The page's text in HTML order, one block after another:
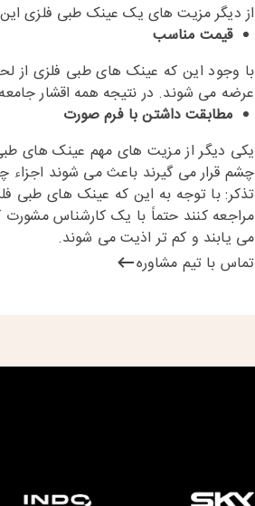
از دیگر مزیت های یک عینک طبی فلزی
قیمت مناسب
با وجود این که عینک های طبی فلزی از
عرضه می شوند. در نتیجه همه اقشار
مطابقت داشتن با فرم صورت
یکی دیگر از مزیت های مهم عینک های
چشم قرار می گیرند باعث می شوند اجزاء
تذکر: با توجه به این که عینک های طبی
مراجعه کنند حتماً با یک کارشناس
می یابند و کم تر اذیت می شوند.
تماس با تیم مشاوره